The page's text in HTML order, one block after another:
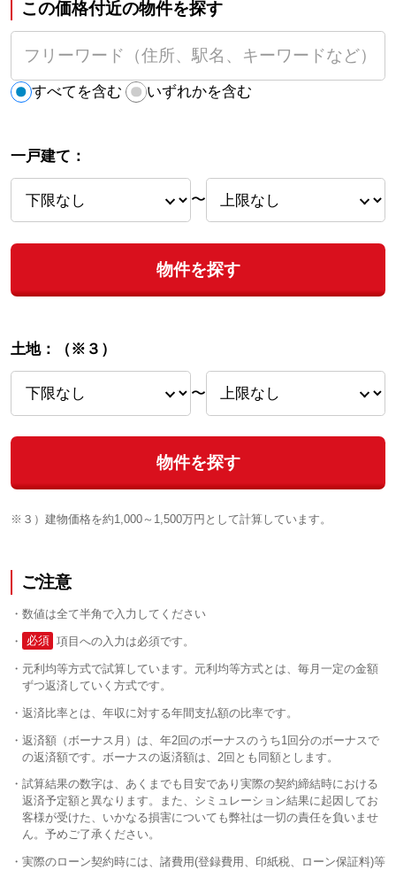
この価格付近の物件を探す
すべてを含む いずれかを含む
一戸建て：
〜
物件を探す
土地： （※３）
〜
物件を探す
※３）建物価格を約1,000～1,500万円として計算しています。
ご注意
数値は全て半角で入力してください
必須 項目への入力は必須です。
元利均等方式で試算しています。元利均等方式とは、毎月一定の金額
ずつ返済していく方式です。
返済比率とは、年収に対する年間支払額の比率です。
返済額（ボーナス月）は、年2回のボーナスのうち1回分のボーナスで
の返済額です。ボーナスの返済額は、2回とも同額とします。
試算結果の数字は、あくまでも目安であり実際の契約締結時における
返済予定額と異なります。また、シミュレーション結果に起因してお
客様が受けた、いかなる損害についても弊社は一切の責任を負いませ
ん。予めご了承ください。
実際のローン契約時には、諸費用(登録費用、印紙税、ローン保証料)等